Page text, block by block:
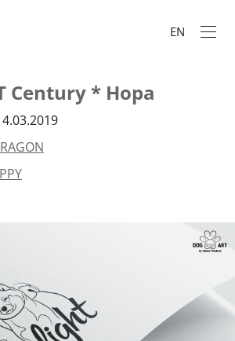
EN
Century * Нора